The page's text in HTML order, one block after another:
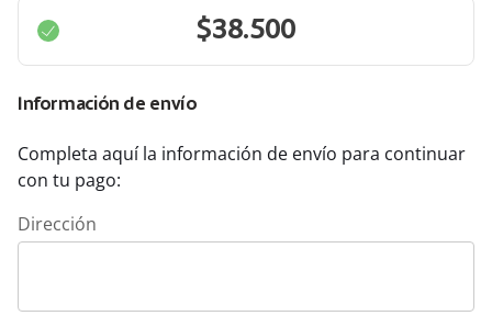
Información de envío
Completa aquí la información de envío para continuar
con tu pago:
Dirección